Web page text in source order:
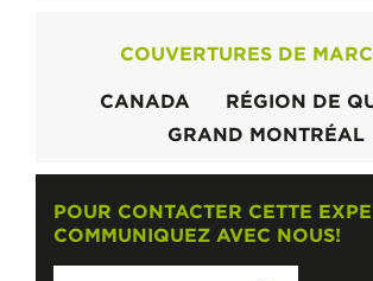
COUVERTURES DE
CANADA
RÉGION DE
GRAND MONTRÉAL
POUR CONTACTER CETTE
COMMUNIQUEZ AVEC NOUS!